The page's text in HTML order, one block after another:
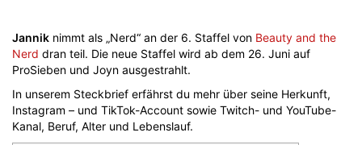
Jannik nimmt als „Nerd“ an der 6. Staffel von Beauty and the
Nerd dran teil. Die neue Staffel wird ab dem 26. Juni auf
ProSieben und Joyn ausgestrahlt.
In unserem Steckbrief erfährst du mehr über seine Herkunft,
Instagram – und TikTok-Account sowie Twitch- und YouTube-
Kanal, Beruf, Alter und Lebenslauf.